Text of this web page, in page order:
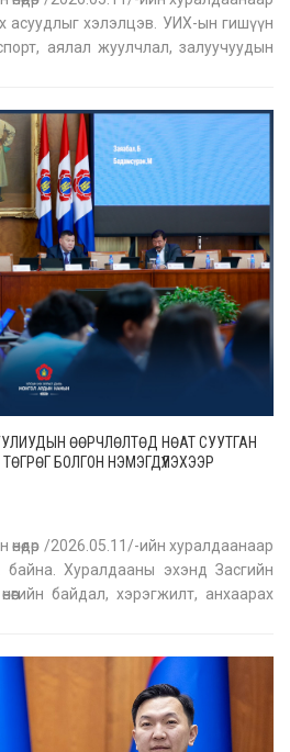
асуудлыг хэлэлцэв. УИХ-ын гишүүн
аялал жуулчлал, залуучуудын
ӨӨРЧЛӨЛТӨД НӨАТ СУУТГАН
БОЛГОН НЭМЭГДҮҮЛЭХЭЭР
/2026.05.11/-ийн хуралдаанаар
байна. Хуралдааны эхэнд Засгийн
байдал, хэрэгжилт, анхаарах